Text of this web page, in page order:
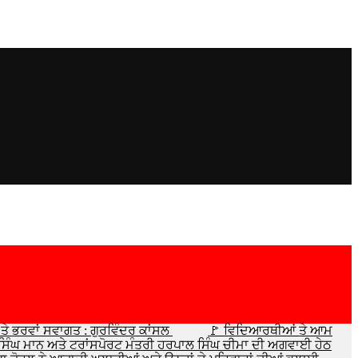
ਭਰਵਾਂ ਸਵਾਗਤ : ਗੁਰਵਿੰਦਰ ਕਾਂਸਲ
🚩 ਵਿਦਿਆਰਥੀਆਂ ਤੇ ਆਮ
ਮਾਨ ਅਤੇ ਟਰਾਂਸਪੋਰਟ ਮੰਤਰੀ ਹਰਪਾਲ ਸਿੰਘ ਚੀਮਾ ਦੀ ਅਗਵਾਈ ਹੇਠ